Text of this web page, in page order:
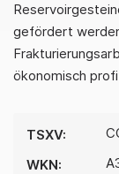
gefördert
ökonomisch
TSXV:
WKN: